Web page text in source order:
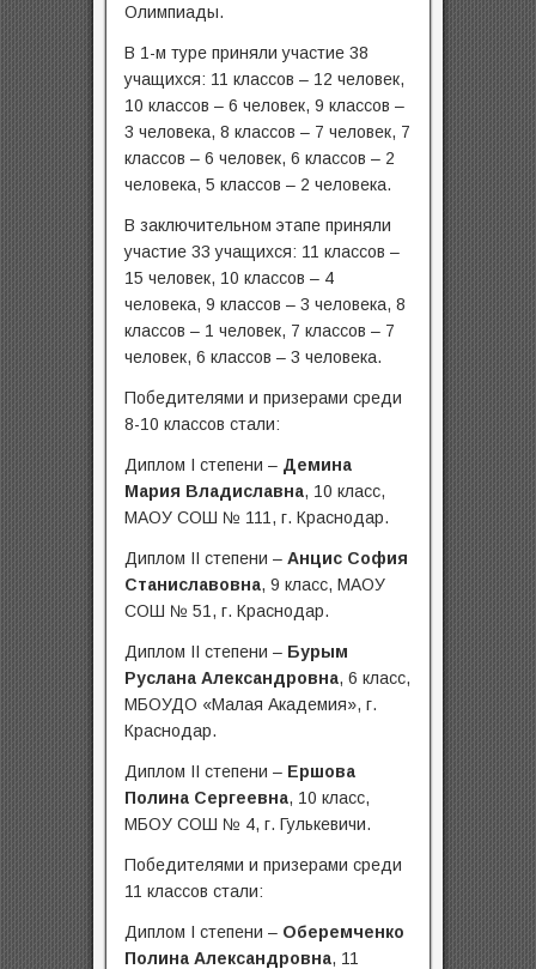
Олимпиады.
В 1-м туре приняли участие 38
учащихся: 11 классов – 12 человек,
10 классов – 6 человек, 9 классов –
3 человека, 8 классов – 7 человек, 7
классов – 6 человек, 6 классов – 2
человека, 5 классов – 2 человека.
В заключительном этапе приняли
участие 33 учащихся: 11 классов –
15 человек, 10 классов – 4
человека, 9 классов – 3 человека, 8
классов – 1 человек, 7 классов – 7
человек, 6 классов – 3 человека.
Победителями и призерами среди
8-10 классов стали:
Диплом I степени – Демина
Мария Владиславна, 10 класс,
МАОУ СОШ № 111, г. Краснодар.
Диплом II степени –Анцис София
Станиславовна, 9 класс, МАОУ
СОШ № 51, г. Краснодар.
Диплом II степени – Бурым
Руслана Александровна, 6 класс,
МБОУДО «Малая Академия», г.
Краснодар.
Диплом II степени – Ершова
Полина Сергеевна, 10 класс,
МБОУ СОШ № 4, г. Гулькевичи.
Победителями и призерами среди
11 классов стали:
Диплом I степени – Оберемченко
Полина Александровна, 11